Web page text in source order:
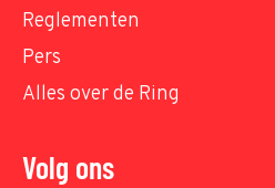
Reglementen
Pers
Alles over de Ring
Volg ons